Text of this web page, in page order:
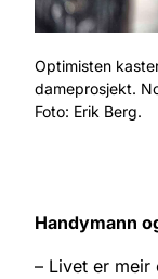
Optimisten
dameprosjekt.
Foto: Erik Berg.
Handymann
– Livet er